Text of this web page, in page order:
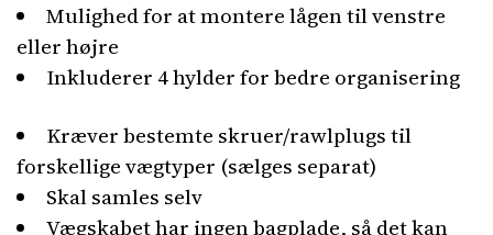
Mulighed for at montere lågen til venstre
eller højre
Inkluderer 4 hylder for bedre organisering
Kræver bestemte skruer/rawlplugs til
forskellige vægtyper (sælges separat)
Skal samles selv
Vægskabet har ingen bagplade, så det kan